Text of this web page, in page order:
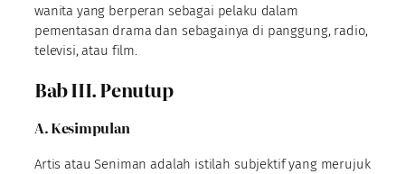
wanita yang berperan sebagai pelaku dalam
pementasan drama dan sebagainya di panggung, radio,
televisi, atau film.
Bab III. Penutup
A. Kesimpulan
Artis atau Seniman adalah istilah subjektif yang merujuk